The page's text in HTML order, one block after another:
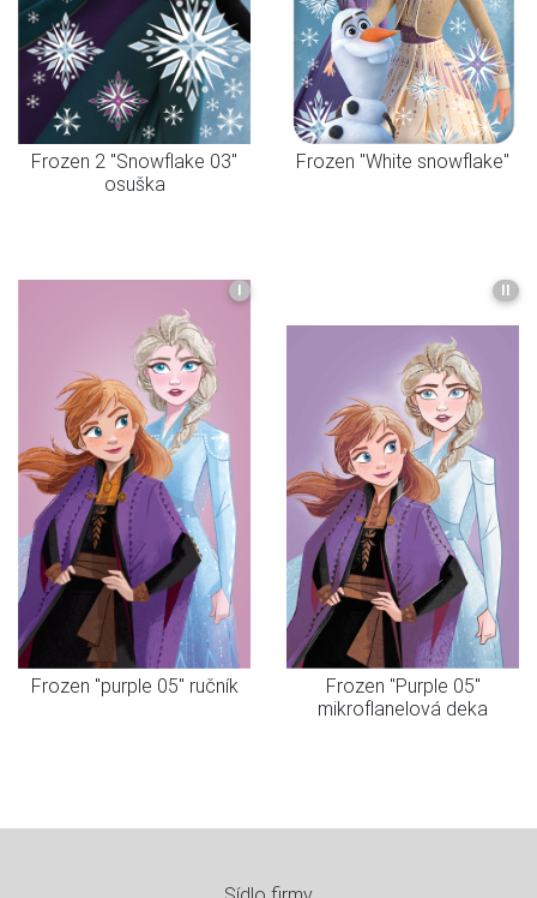
Frozen 2 "Snowflake 03"
osuška
Frozen "White snowflake"
I
Frozen "purple 05" ručník
II
Frozen "Purple 05"
mikroflanelová deka